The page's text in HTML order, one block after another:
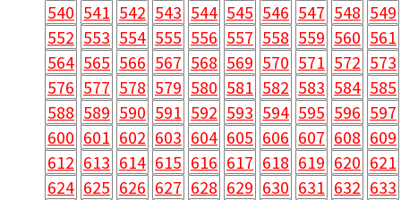
540 541 542 543 544 545 546 547 548 549
552 553 554 555 556 557 558 559 560 561
564 565 566 567 568 569 570 571 572 573
576 577 578 579 580 581 582 583 584 585
588 589 590 591 592 593 594 595 596 597
600 601 602 603 604 605 606 607 608 609
612 613 614 615 616 617 618 619 620 621
624 625 626 627 628 629 630 631 632 633